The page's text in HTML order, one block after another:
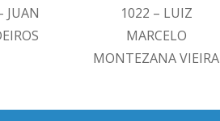
JUAN
1022 – LUIZ
MARCELO
MONTEZANA VIEIRA